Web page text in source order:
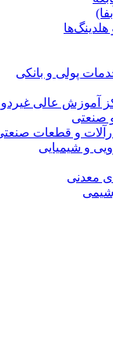
پولی و بانکی
آموزش عالی
صنعتی
و قطعات
و شیمیایی
معدنی